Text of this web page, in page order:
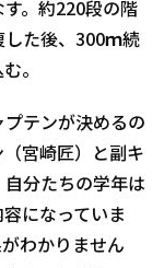
。約220段の階
た後、300ｍ続
。
テンが決めるの
宮崎匠）と副キ
分たちの学年は
になっていま
わかりません